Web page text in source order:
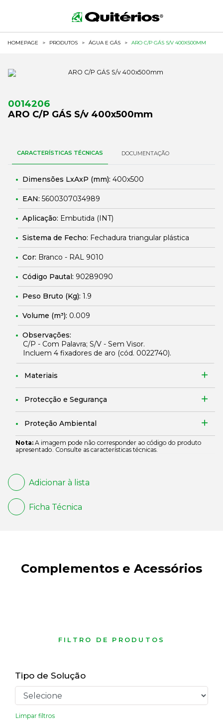
HOMEPAGE > PRODUTOS > ÁGUA E GÁS > ARO C/P GÁS S/V 400X500MM
0014206
ARO C/P GÁS S/v 400x500mm
CARACTERÍSTICAS TÉCNICAS DOCUMENTAÇÃO
Dimensões LxAxP (mm): 400x500
EAN: 5600307034989
Aplicação: Embutida (INT)
Sistema de Fecho: Fechadura triangular plástica
Cor: Branco - RAL 9010
Código Pautal: 90289090
Peso Bruto (Kg): 1.9
Volume (m³): 0.009
Observações:
C/P - Com Palavra; S/V - Sem Visor.
Incluem 4 fixadores de aro (cód. 0022740).
Materiais
Protecção e Segurança
Proteção Ambiental
Nota: A imagem pode não corresponder ao código do produto
apresentado. Consulte as características técnicas.
Adicionar à lista
Ficha Técnica
Complementos e Acessórios
FILTRO DE PRODUTOS
Tipo de Solução
Limpar filtros